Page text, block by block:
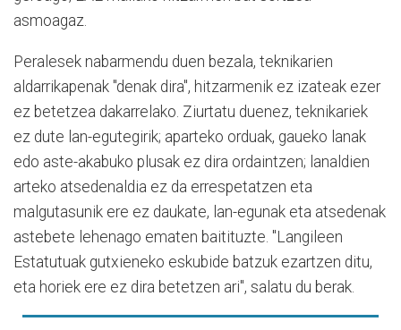
asmoagaz.
Peralesek nabarmendu duen bezala, teknikarien
aldarrikapenak "denak dira", hitzarmenik ez izateak ezer
ez betetzea dakarrelako. Ziurtatu duenez, teknikariek
ez dute lan-egutegirik; aparteko orduak, gaueko lanak
edo aste-akabuko plusak ez dira ordaintzen; lanaldien
arteko atsedenaldia ez da errespetatzen eta
malgutasunik ere ez daukate, lan-egunak eta atsedenak
astebete lehenago ematen baitituzte. "Langileen
Estatutuak gutxieneko eskubide batzuk ezartzen ditu,
eta horiek ere ez dira betetzen ari", salatu du berak.